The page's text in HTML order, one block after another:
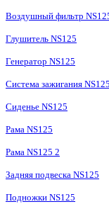
Воздушный фильтр
Глушитель NS125
Генератор NS125
Система зажигания NS125
Сиденье NS125
Рама NS125
Рама NS125 2
Задняя подвеска NS125
Подножки NS125